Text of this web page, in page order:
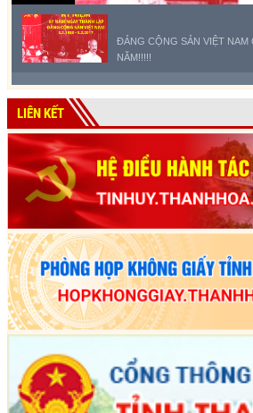
ĐẢNG CỘNG SẢN VIỆT NAM
NĂM!!!!!
LIÊN KẾT